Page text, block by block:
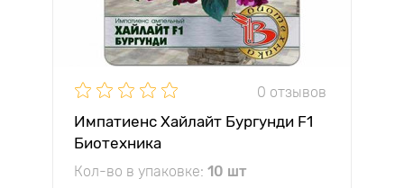
0 отзывов
Импатиенс Хайлайт Бургунди F1
Биотехника
Кол-во в упаковке: 10 шт